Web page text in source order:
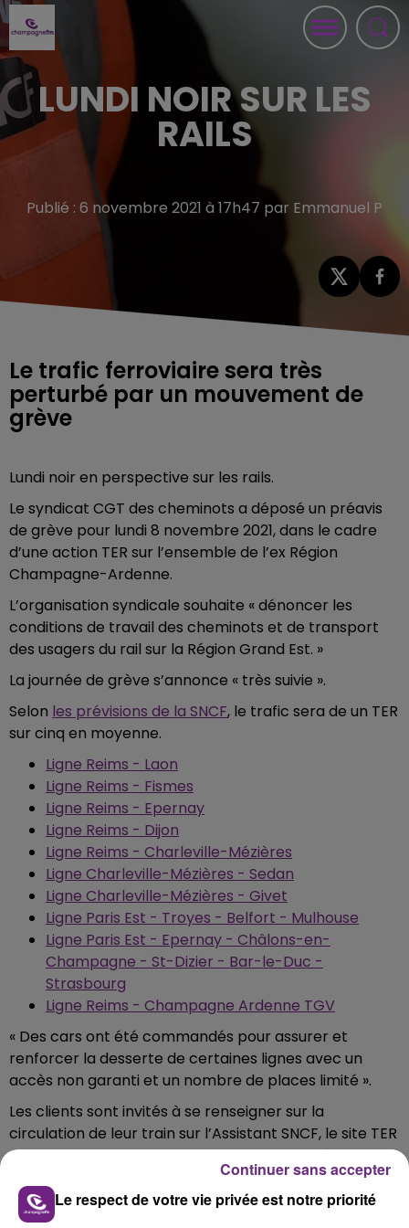
LUNDI NOIR SUR LES
RAILS
Publié : 6 novembre 2021 à 17h47 par Emmanuel P
Le trafic ferroviaire sera très
perturbé par un mouvement de
grève
Lundi noir en perspective sur les rails.
Le syndicat CGT des cheminots a déposé un préavis
de grève pour lundi 8 novembre 2021, dans le cadre
d’une action TER sur l’ensemble de l’ex Région
Champagne-Ardenne.
L’organisation syndicale souhaite « dénoncer les
conditions de travail des cheminots et de transport
des usagers du rail sur la Région Grand Est. »
La journée de grève s’annonce « très suivie ».
Selon les prévisions de la SNCF, le trafic sera de un TER
sur cinq en moyenne.
Ligne Reims - Laon
Ligne Reims - Fismes
Ligne Reims - Epernay
Ligne Reims - Dijon
Ligne Reims - Charleville-Mézières
Ligne Charleville-Mézières - Sedan
Ligne Charleville-Mézières - Givet
Ligne Paris Est - Troyes - Belfort - Mulhouse
Ligne Paris Est - Epernay - Châlons-en-
Champagne - St-Dizier - Bar-le-Duc -
Strasbourg
Ligne Reims - Champagne Ardenne TGV
« Des cars ont été commandés pour assurer et
renforcer la desserte de certaines lignes avec un
accès non garanti et un nombre de places limité ».
Les clients sont invités à se renseigner sur la
circulation de leur train sur l’Assistant SNCF, le site TER
Grand Est ainsi que sur tous les outils SNCF dès ce
Le communiqué précise que les perturbations sont
Le respect de votre vie privée est notre priorité
Continuer sans accepter